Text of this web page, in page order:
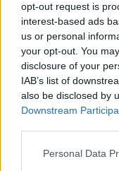
opt-out request is
interest-based ads
us or personal
your opt-out. You
disclosure of your
IAB’s list of
also be disclosed by
Downstream
Personal Data
Einsatzplanung
möglich.
Warum sea
Das bieten wir dir:
Die schönsten
Bezahlte An- &